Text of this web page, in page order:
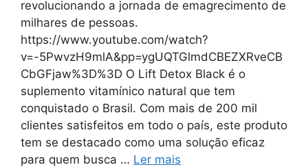
revolucionando a jornada de emagrecimento de
milhares de pessoas.
https://www.youtube.com/watch?
v=-5PwvzH9mlA&pp=ygUQTGlmdCBEZXRveCB
CbGFjaw%3D%3D O Lift Detox Black é o
suplemento vitamínico natural que tem
conquistado o Brasil. Com mais de 200 mil
clientes satisfeitos em todo o país, este produto
tem se destacado como uma solução eficaz
para quem busca … Ler mais